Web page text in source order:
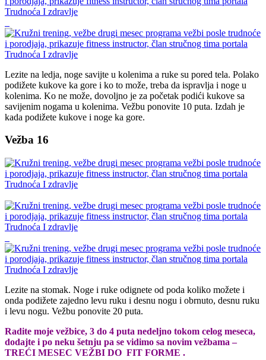
Lezite na ledja, noge savijte u kolenima a ruke su pored tela. Polako
podižete kukove ka gore i ko to može, treba da ispravlja i noge u
kolenima. Ko ne može, dovoljno je za početak podići kukove sa
savijenim nogama u kolenima. Vežbu ponovite 10 puta. Izdah je
kada podižete kukove i noge ka gore.
Vežba 16
Lezite na stomak. Noge i ruke odignete od poda koliko možete i
onda podižete zajedno levu ruku i desnu nogu i obrnuto, desnu ruku
i levu nogu. Vežbu ponovite 20 puta.
Radite moje vežbice, 3 do 4 puta nedeljno tokom celog meseca,
dodajte i po neku šetnju pa se vidimo sa novim vežbama –
TREĆI MESEC VEŽBI DO FIT FORME .